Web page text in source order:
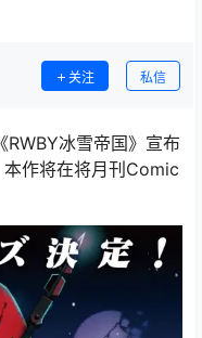
关注 私信
冰雪帝国》宣布
作将在将月刊Comic